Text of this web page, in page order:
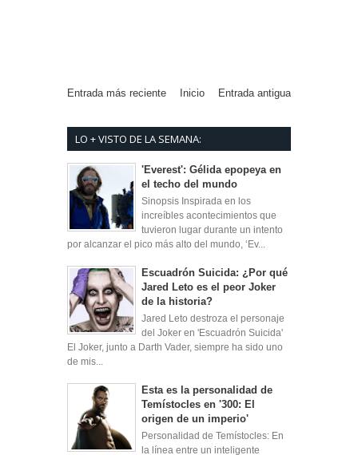
Entrada más reciente Entrada antigua
Inicio
LO + VISTO DE LA SEMANA:
'Everest': Gélida epopeya en
el techo del mundo
Sinopsis Inspirada en los
increíbles acontecimientos que
tuvieron lugar durante un intento
por alcanzar el pico más alto del mundo, ‘Ev...
Escuadrón Suicida: ¿Por qué
Jared Leto es el peor Joker
de la historia?
Jared Leto destroza el personaje
del Joker en 'Escuadrón Suicida'
El Joker, junto a Darth Vader, siempre ha sido uno
de mis...
Esta es la personalidad de
Temístocles en '300: El
origen de un imperio'
Personalidad de Temístocles: En
la línea entre un inteligente